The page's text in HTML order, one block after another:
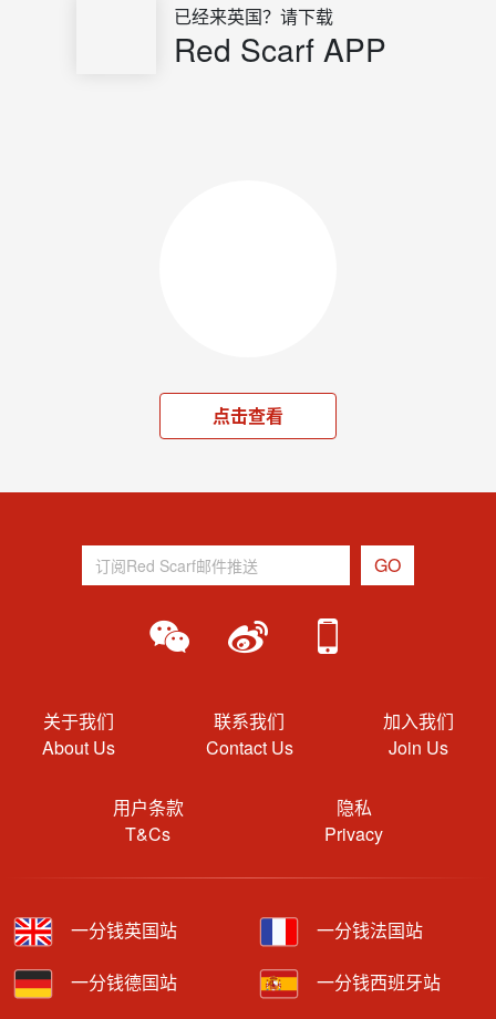
已经来英国？请下载
Red Scarf APP
点击查看
关于我们
About Us
联系我们
Contact Us
加入我们
Join Us
用户条款
T&Cs
隐私
Privacy
一分钱英国站 一分钱法国站
一分钱德国站 一分钱西班牙站